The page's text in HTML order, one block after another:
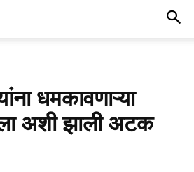
धमकावणाऱ्या
अशी झाली अटक